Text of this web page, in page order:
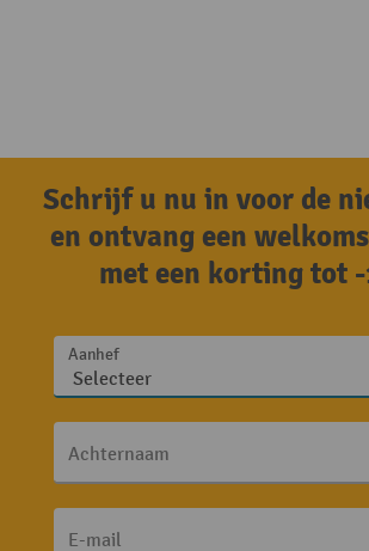
Schrijf u nu in voor de
en ontvang een
met een korting tot
Aanhef
Achternaam
E-mail